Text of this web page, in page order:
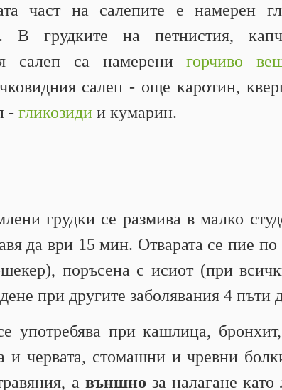
част на салепите е намерен
В грудките на петнистия,
салеп са намеренигорчиво
салеп - още каротин,
- гликозиди и кумарин.
грудки се размива в малко
да ври 15 мин. Отварата се пие по
поръсена с исиот (при
при другите заболявания 4 пъти
употребява при кашлица, бронхит,
и червата, стомашни и чревни
а външно за налагане